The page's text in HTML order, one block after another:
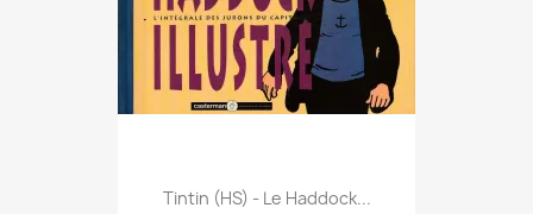
Tintin (HS) - Le Haddock...